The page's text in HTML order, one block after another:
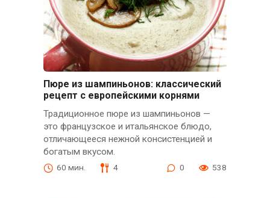
Пюре из шампиньонов: классический
рецепт с европейскими корнями
Традиционное пюре из шампиньонов —
это французское и итальянское блюдо,
отличающееся нежной консистенцией и
богатым вкусом.
60 мин. 4 0 538